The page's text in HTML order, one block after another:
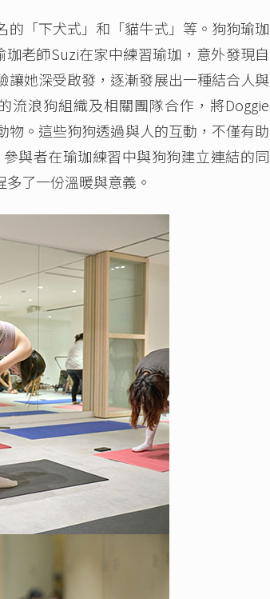
「下犬式」和「貓牛式」等。狗狗瑜珈
珈老師Suzi在家中練習瑜珈，意外發現自
她深受啟發，逐漸發展出一種結合人與
流浪狗組織及相關團隊合作，將Doggie
物。這些狗狗透過與人的互動，不僅有助
與者在瑜珈練習中與狗狗建立連結的同
了一份溫暖與意義。